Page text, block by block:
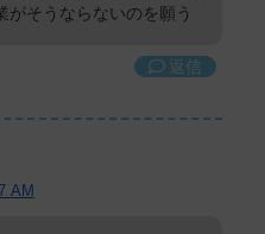
がそうならないのを願う
返信
AM